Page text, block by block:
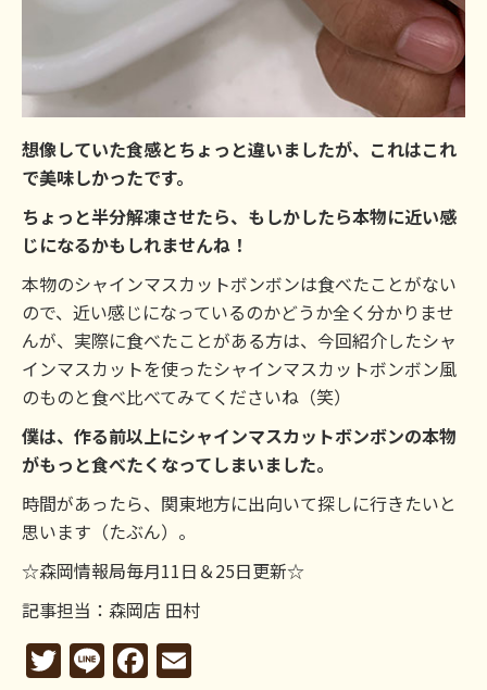
想像していた食感とちょっと違いましたが、これはこれ
で美味しかったです。
ちょっと半分解凍させたら、もしかしたら本物に近い感
じになるかもしれませんね！
本物のシャインマスカットボンボンは食べたことがない
ので、近い感じになっているのかどうか全く分かりませ
んが、実際に食べたことがある方は、今回紹介したシャ
インマスカットを使ったシャインマスカットボンボン風
のものと食べ比べてみてくださいね（笑）
僕は、作る前以上にシャインマスカットボンボンの本物
がもっと食べたくなってしまいました。
時間があったら、関東地方に出向いて探しに行きたいと
思います（たぶん）。
☆森岡情報局毎月11日＆25日更新☆
記事担当：森岡店 田村
Twitter
LineFacebook